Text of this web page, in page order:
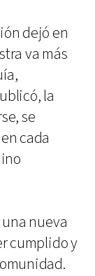
dejó en
va más
la
se
cada
nueva
cumplido y